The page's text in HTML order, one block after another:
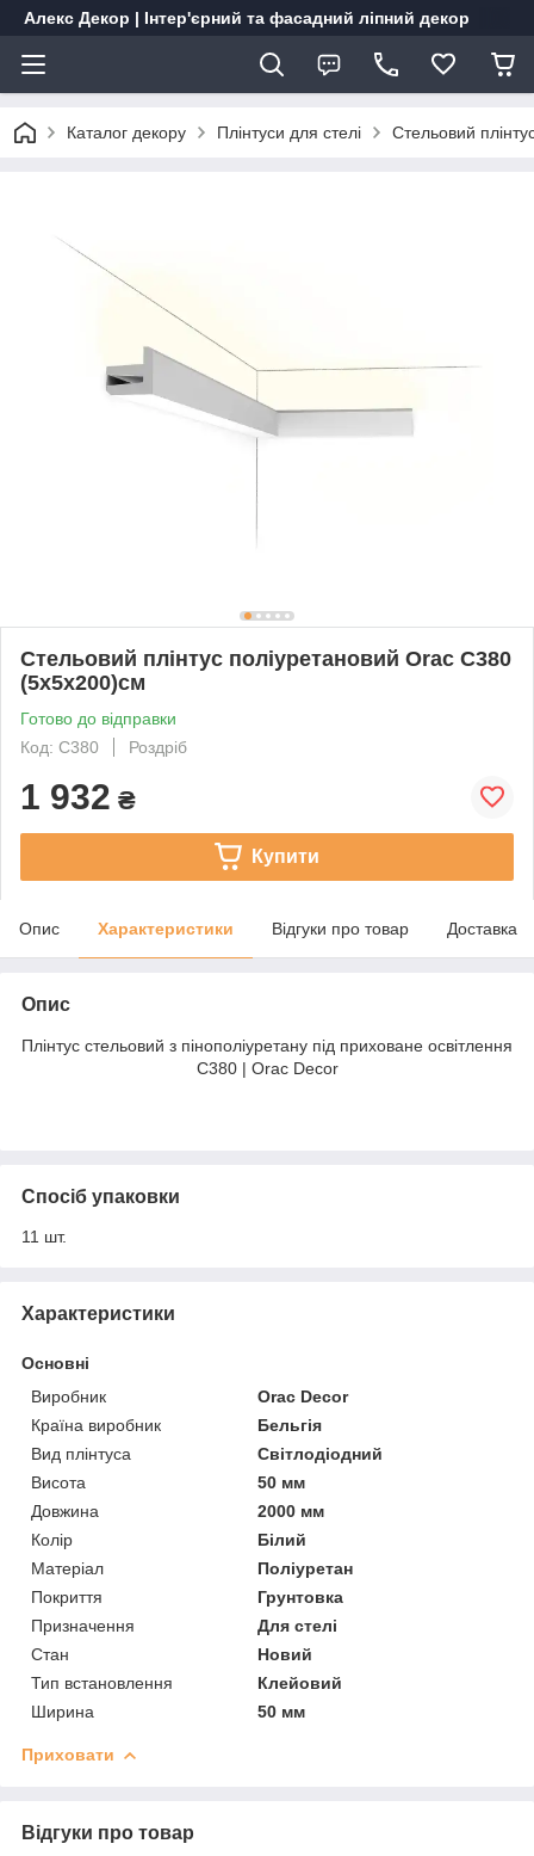
Алекс Декор | Інтер'єрний та фасадний ліпний декор
Каталог декору Плінтуси для стелі Стельовий
Стельовий плінтус поліуретановий Orac C380
(5х5х200)см
Готово до відправки
Код: C380
Роздріб
1 932 ₴
Купити
Опис Характеристики Відгуки про товар Доставка
Опис
Плінтус стельовий з пінополіуретану під приховане освітлення
C380 | Orac Decor
Спосіб упаковки
11 шт.
Характеристики
Основні
Виробник
Orac Decor
Країна виробник
Бельгія
Вид плінтуса
Світлодіодний
Висота
50 мм
Довжина
2000 мм
Колір
Білий
Матеріал
Поліуретан
Покриття
Грунтовка
Призначення
Для стелі
Стан
Новий
Тип встановлення
Клейовий
Ширина
50 мм
Приховати
Відгуки про товар